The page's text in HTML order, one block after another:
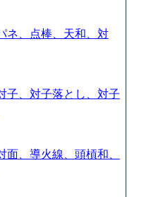
ネ、点棒、天和、対
子、対子落とし、対子
面、導火線、頭槓和、